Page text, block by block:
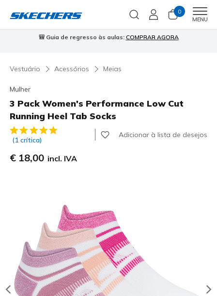
0
MENU
🎒 Guia de regresso às aulas: COMPRAR AGORA
Vestuário Acessórios Meias
Mulher
3 Pack Women's Performance Low Cut
Running Heel Tab Socks
5 de 5 – Classificação do cliente
(1 crítica)
Adicionar à lista de desejos
€ 18,00 incl. IVA